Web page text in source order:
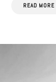
READ MORE